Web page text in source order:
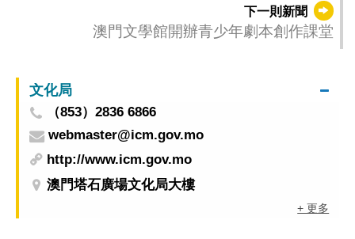
下一則新聞
澳門文學館開辦青少年劇本創作課堂
文化局
（853）2836 6866
webmaster@icm.gov.mo
http://www.icm.gov.mo
澳門塔石廣場文化局大樓
+ 更多